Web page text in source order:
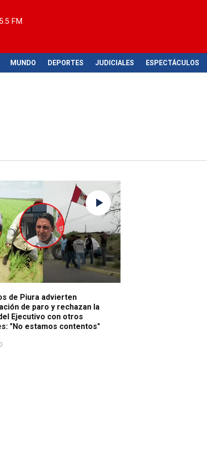
FM
MUNDO DEPORTES JUDICIALES ESPECTÁCULOS
de Piura advierten
de paro y rechazan la
Ejecutivo con otros
"No estamos contentos"